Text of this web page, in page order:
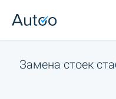
Замена стоек